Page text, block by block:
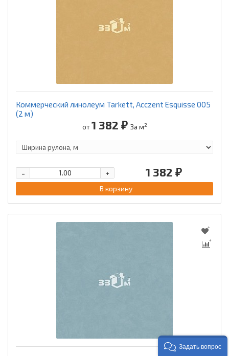
Коммерческий линолеум Tarkett, Acczent Esquisse 005
(2 м)
от1 382 ₽ За м2
1 382 ₽
+
-
В корзину
Задать вопрос